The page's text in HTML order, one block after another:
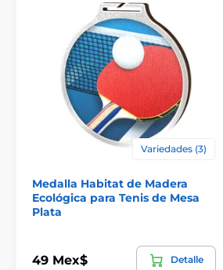
Variedades (3)
Medalla Habitat de Madera
Ecológica para Tenis de Mesa
Plata
49 Mex$ Detalle